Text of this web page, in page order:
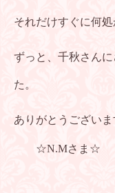
それだけすぐに何処
ずっと、千秋さん
た。
ありがとうございま
☆N.Mさま☆